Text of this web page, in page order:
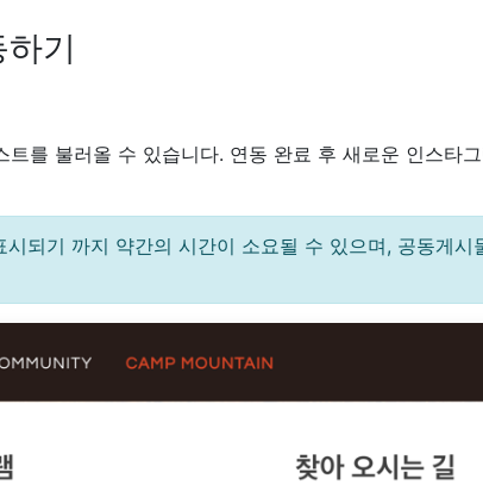
기
를 불러올 수 있습니다. 연동 완료 후 새로운 인스타
되기 까지 약간의 시간이 소요될 수 있으며, 공동게시